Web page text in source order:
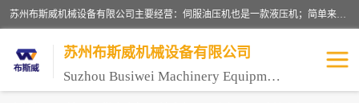
苏州布斯威机械设备有限公司主要经营：伺服油压机也是一款液压机；简单来说，传统的油压机，选用的是普通电机，普通电机容易发热，容易烧坏。伺服油压机采用先进的伺服电机，一般选用汇川 、日本大金、台达等品牌。伺服电机配套伺服泵还有伺服驱动器等部件，这样机器的电机过热，能耗的控制、机器工作的噪音都得到了完美的解决。
苏州布斯威机械设备有限公司
Suzhou Busiwei Machinery Equipment Co., Ltd.